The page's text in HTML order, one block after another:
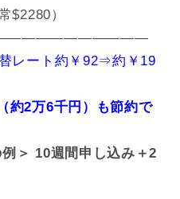
）
ート約￥92⇒約￥19
約2万6千円）も節約で
＞ 10週間申し込み＋2